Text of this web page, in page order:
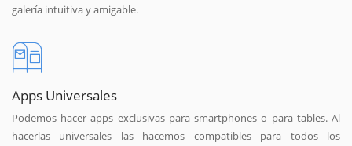
galería intuitiva y amigable.
Apps Universales
Podemos hacer apps exclusivas para smartphones o para tables. Al
hacerlas universales las hacemos compatibles para todos los